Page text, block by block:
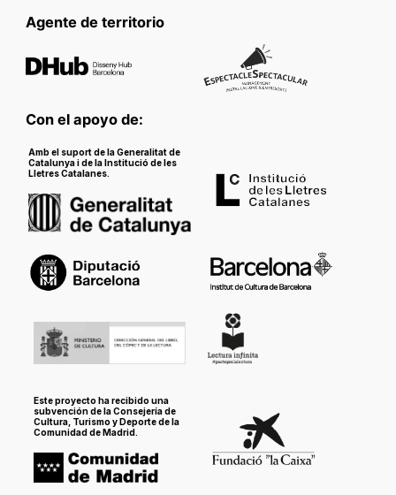
Agente de territorio
Con el apoyo de:
Amb el suport de laGeneralitat de
Catalunyai de laInstitució de les
Lletres Catalanes.
Este proyecto ha recibido una
subvención de la Consejería de
Cultura, Turismo y Deporte de la
Comunidad de Madrid.